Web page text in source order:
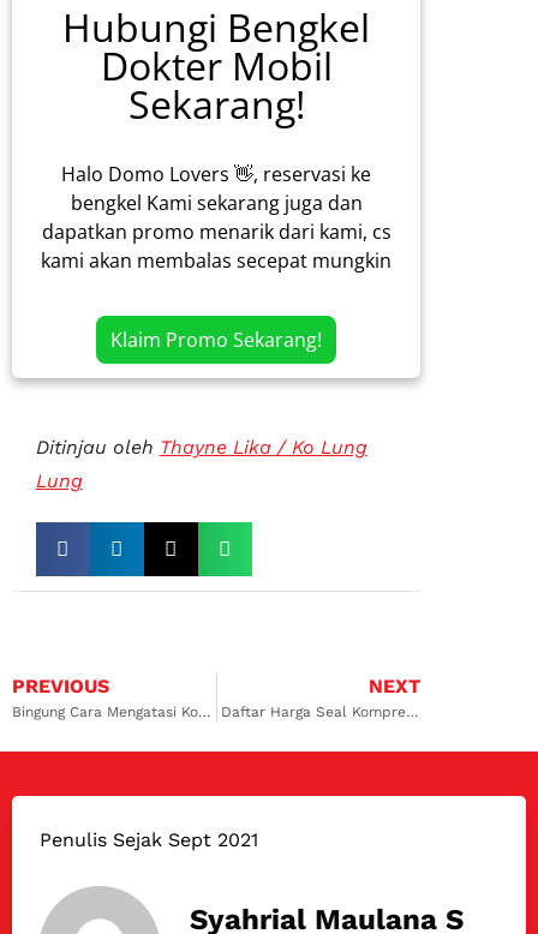
Hubungi Bengkel
Dokter Mobil
Sekarang!
Halo Domo Lovers 👋, reservasi ke
bengkel Kami sekarang juga dan
dapatkan promo menarik dari kami, cs
kami akan membalas secepat mungkin
Klaim Promo Sekarang!
Ditinjau oleh Thayne Lika / Ko Lung
Lung
PREVIOUS
Bingung Cara Mengatasi Kompresor AC Mobil Bunyi? Yuk Simak Ulasannya
NEXT
Daftar Harga Seal Kompresor AC Mobil yang Lengkap
Penulis Sejak Sept 2021
Syahrial Maulana S